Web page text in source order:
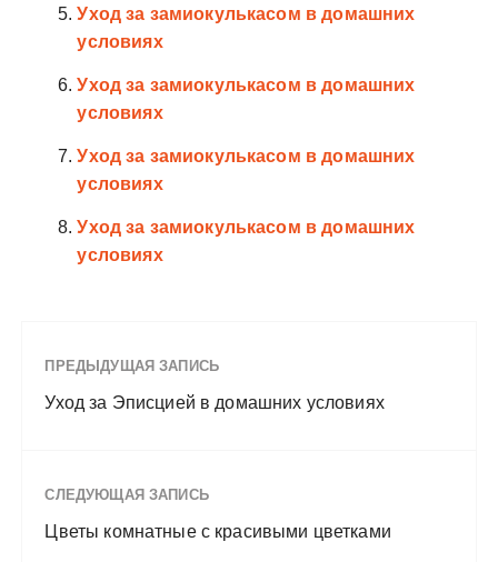
Уход за замиокулькасом в домашних
условиях
Уход за замиокулькасом в домашних
условиях
Уход за замиокулькасом в домашних
условиях
Уход за замиокулькасом в домашних
условиях
ПРЕДЫДУЩАЯ ЗАПИСЬ
Уход за Эписцией в домашних условиях
СЛЕДУЮЩАЯ ЗАПИСЬ
Цветы комнатные с красивыми цветками